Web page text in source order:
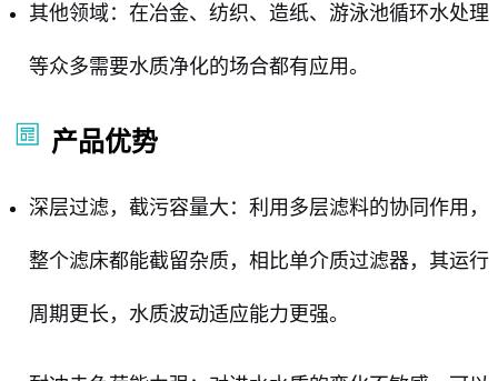
其他领域：在冶金、纺织、造纸、游泳池循环水处理
等众多需要水质净化的场合都有应用。
产品优势
深层过滤，截污容量大：利用多层滤料的协同作用，
整个滤床都能截留杂质，相比单介质过滤器，其运行
周期更长，水质波动适应能力更强。